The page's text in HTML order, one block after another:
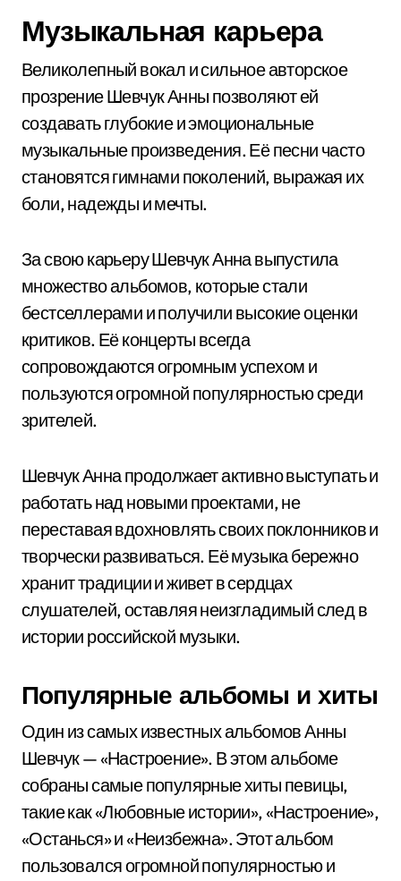
Музыкальная карьера
Великолепный вокал и сильное авторское
прозрение Шевчук Анны позволяют ей
создавать глубокие и эмоциональные
музыкальные произведения. Её песни часто
становятся гимнами поколений, выражая их
боли, надежды и мечты.
За свою карьеру Шевчук Анна выпустила
множество альбомов, которые стали
бестселлерами и получили высокие оценки
критиков. Её концерты всегда
сопровождаются огромным успехом и
пользуются огромной популярностью среди
зрителей.
Шевчук Анна продолжает активно выступать и
работать над новыми проектами, не
переставая вдохновлять своих поклонников и
творчески развиваться. Её музыка бережно
хранит традиции и живет в сердцах
слушателей, оставляя неизгладимый след в
истории российской музыки.
Популярные альбомы и хиты
Один из самых известных альбомов Анны
Шевчук — «Настроение». В этом альбоме
собраны самые популярные хиты певицы,
такие как «Любовные истории», «Настроение»,
«Останься» и «Неизбежна». Этот альбом
пользовался огромной популярностью и